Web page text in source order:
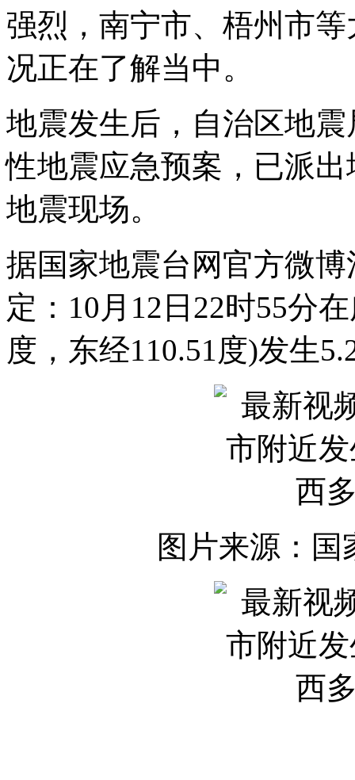
强烈，南宁市、梧州市
况正在了解当中。
地震发生后，自治区地
性地震应急预案，已派
地震现场。
据国家地震台网官方微
定：10月12日22时55分
度，东经110.51度)发生
图片来源：